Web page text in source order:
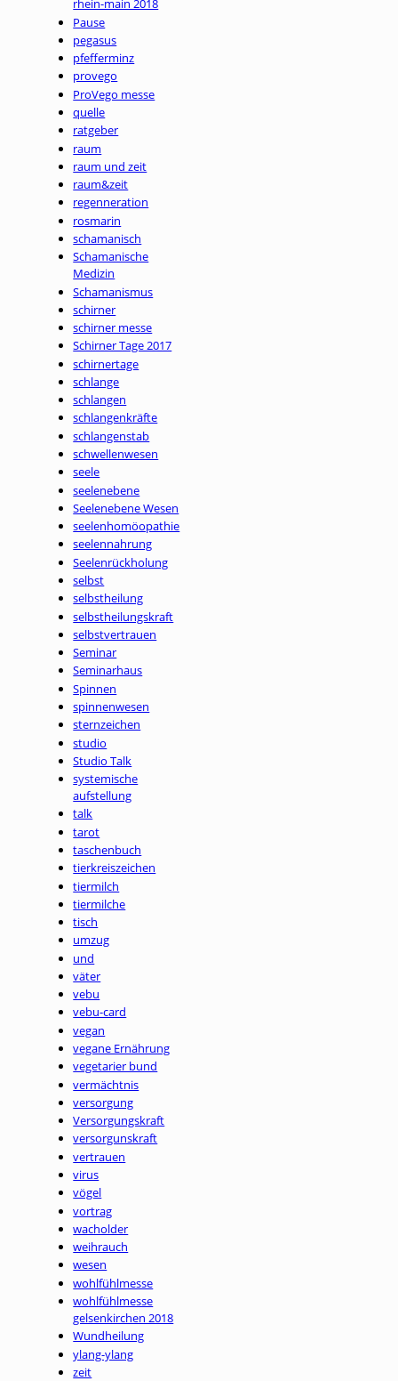
rhein-main 2018
Pause
pegasus
pfefferminz
provego
ProVego messe
quelle
ratgeber
raum
raum und zeit
raum&zeit
regenneration
rosmarin
schamanisch
Schamanische
Medizin
Schamanismus
schirner
schirner messe
Schirner Tage 2017
schirnertage
schlange
schlangen
schlangenkräfte
schlangenstab
schwellenwesen
seele
seelenebene
Seelenebene Wesen
seelenhomöopathie
seelennahrung
Seelenrückholung
selbst
selbstheilung
selbstheilungskraft
selbstvertrauen
Seminar
Seminarhaus
Spinnen
spinnenwesen
sternzeichen
studio
Studio Talk
systemische
aufstellung
talk
tarot
taschenbuch
tierkreiszeichen
tiermilch
tiermilche
tisch
umzug
und
väter
vebu
vebu-card
vegan
vegane Ernährung
vegetarier bund
vermächtnis
versorgung
Versorgungskraft
versorgunskraft
vertrauen
virus
vögel
vortrag
wacholder
weihrauch
wesen
wohlfühlmesse
wohlfühlmesse
gelsenkirchen 2018
Wundheilung
ylang-ylang
zeit